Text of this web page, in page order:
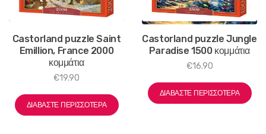
Castorland puzzle Saint
Emillion, France 2000
κομμάτια
€19.90
ΔΙΑΒΆΣΤΕ ΠΕΡΙΣΣΌΤΕΡΑ
Castorland puzzle Jungle
Paradise 1500 κομμάτια
€16.90
ΔΙΑΒΆΣΤΕ ΠΕΡΙΣΣΌΤΕΡΑ